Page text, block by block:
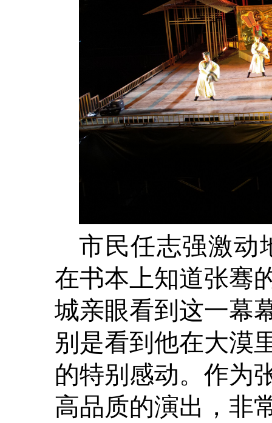
市民任志强激动
在书本上知道张骞
城亲眼看到这一幕
别是看到他在大漠
的特别感动。作为
高品质的演出，非